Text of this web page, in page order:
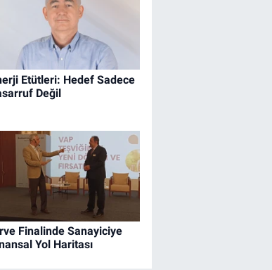
Etütleri: Hedef Sadece
Değil
Finalinde Sanayiciye
Yol Haritası